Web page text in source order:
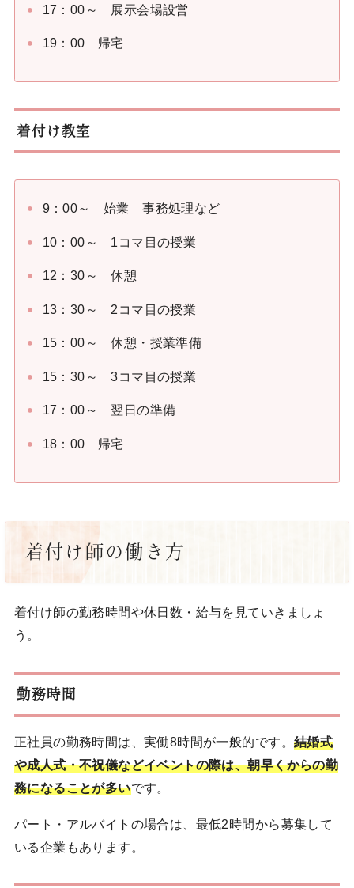
17：00～ 展示会場設営
19：00 帰宅
着付け教室
9：00～ 始業 事務処理など
10：00～ 1コマ目の授業
12：30～ 休憩
13：30～ 2コマ目の授業
15：00～ 休憩・授業準備
15：30～ 3コマ目の授業
17：00～ 翌日の準備
18：00 帰宅
着付け師の働き方
着付け師の勤務時間や休日数・給与を見ていきましょ
う。
勤務時間
正社員の勤務時間は、実働8時間が一般的です。 結婚式
や成人式・不祝儀などイベントの際は、朝早くからの勤
務になることが多いです。
パート・アルバイトの場合は、最低2時間から募集して
いる企業もあります。